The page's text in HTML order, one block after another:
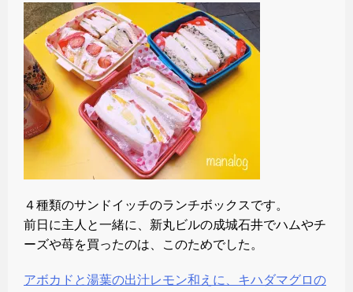
４種類のサンドイッチのランチボックスです。
前日に主人と一緒に、新丸ビルの成城石井でハムやチ
ーズや苺を買ったのは、このためでした。
アボカドと湯葉の出汁レモン和えに、キハダマグロの